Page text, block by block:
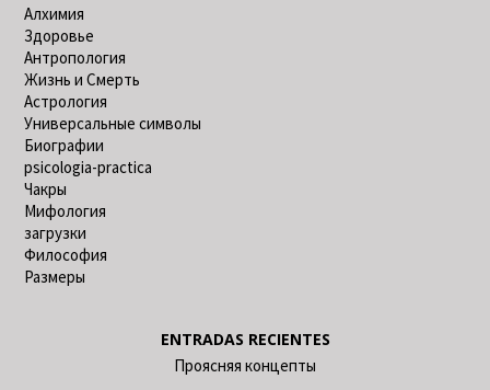
Алхимия
Здоровье
Антропология
Жизнь и Смерть
Астрология
Универсальные символы
Биографии
psicologia-practica
Чакры
Мифология
загрузки
Философия
Размеры
ENTRADAS RECIENTES
Проясняя концепты